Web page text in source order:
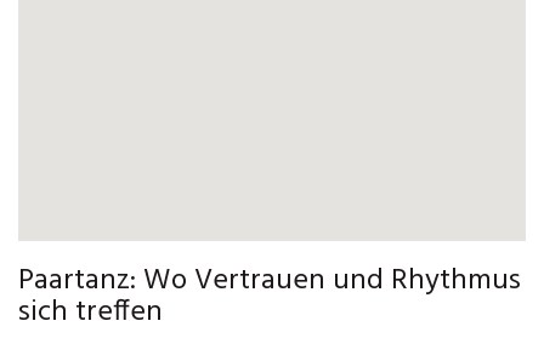
Paartanz: Wo Vertrauen und Rhythmus
sich treffen